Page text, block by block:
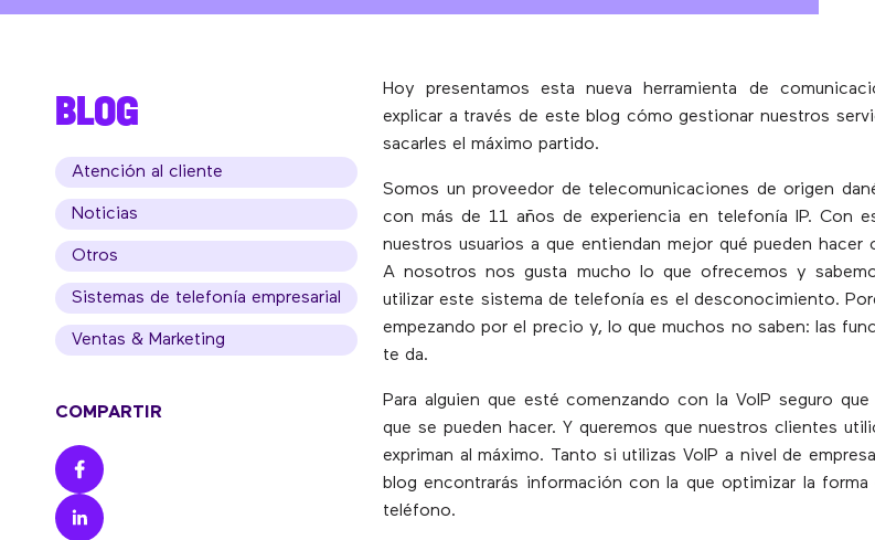
Hoy presentamos esta nueva herramienta de
explicar a través de este blog cómo gestionar nuestros
sacarles el máximo partido.
Somos un proveedor de telecomunicaciones de origen
con más de 11 años de experiencia en telefonía IP. Con
nuestros usuarios a que entiendan mejor qué pueden hacer
A nosotros nos gusta mucho lo que ofrecemos y
utilizar este sistema de telefonía es el desconocimiento.
empezando por el precio y, lo que muchos no saben: las
te da.
Para alguien que esté comenzando con la VoIP seguro
que se pueden hacer. Y queremos que nuestros clientes
expriman al máximo. Tanto si utilizas VoIP a nivel de
blog encontrarás información con la que optimizar la
teléfono.
BLOG
Atención al cliente
Noticias
Otros
Sistemas de telefonía empresarial
Ventas & Marketing
COMPARTIR